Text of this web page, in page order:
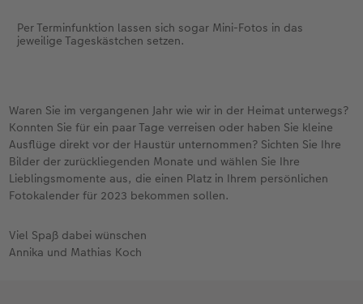
Per Terminfunktion lassen sich sogar Mini-Fotos in das
jeweilige Tageskästchen setzen.
Waren Sie im vergangenen Jahr wie wir in der Heimat unterwegs?
Konnten Sie für ein paar Tage verreisen oder haben Sie kleine
Ausflüge direkt vor der Haustür unternommen? Sichten Sie Ihre
Bilder der zurückliegenden Monate und wählen Sie Ihre
Lieblingsmomente aus, die einen Platz in Ihrem persönlichen
Fotokalender für 2023 bekommen sollen.
Viel Spaß dabei wünschen
Annika und Mathias Koch